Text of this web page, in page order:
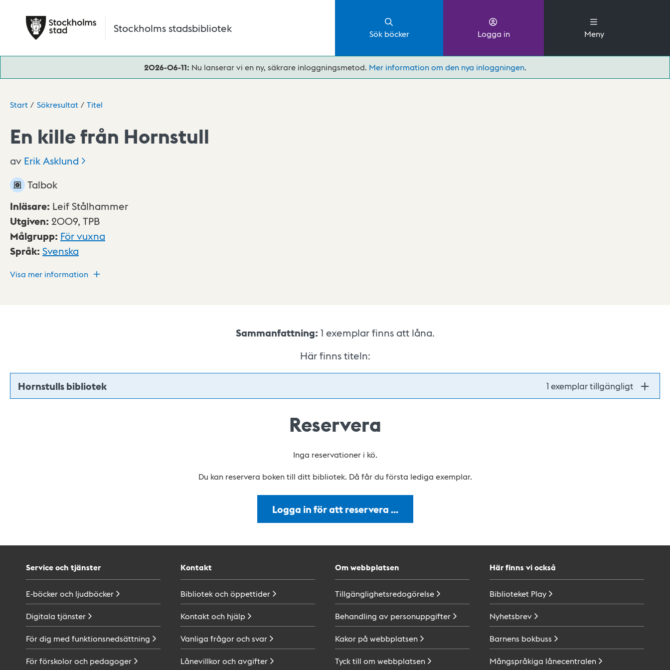
Stockholms stadsbibliotek Sök böcker Logga in Meny
2026-06-11: Nu lanserar vi en ny, säkrare inloggningsmetod. Mer information om den nya inloggningen.
Start Sökresultat Titel
En kille från Hornstull
av ErikAsklund
Talbok
Inläsare: Leif Stålhammer
Utgiven: 2009, TPB
Målgrupp: För vuxna
Språk: Svenska
Visa mer information
Sammanfattning: 1 exemplar finns att låna.
Här finns titeln:
Hornstulls bibliotek 1 exemplar tillgängligt
Reservera
Inga reservationer i kö.
Du kan reservera boken till ditt bibliotek. Då får du första lediga exemplar.
Logga in för att reservera …
Service och tjänster
E-böcker och ljudböcker
Digitala tjänster
För dig med funktionsnedsättning
För förskolor och pedagoger
Kontakt
Bibliotek ochöppettider
Kontakt och hjälp
Vanliga frågor ochsvar
Lånevillkor ochavgifter
Om webbplatsen
Tillgänglighetsredogörelse
Behandling av personuppgifter
Kakor på webbplatsen
Tyck till om webbplatsen
Här finns vi också
Biblioteket Play
Nyhetsbrev
Barnens bokbuss
Mångspråkiga lånecentralen